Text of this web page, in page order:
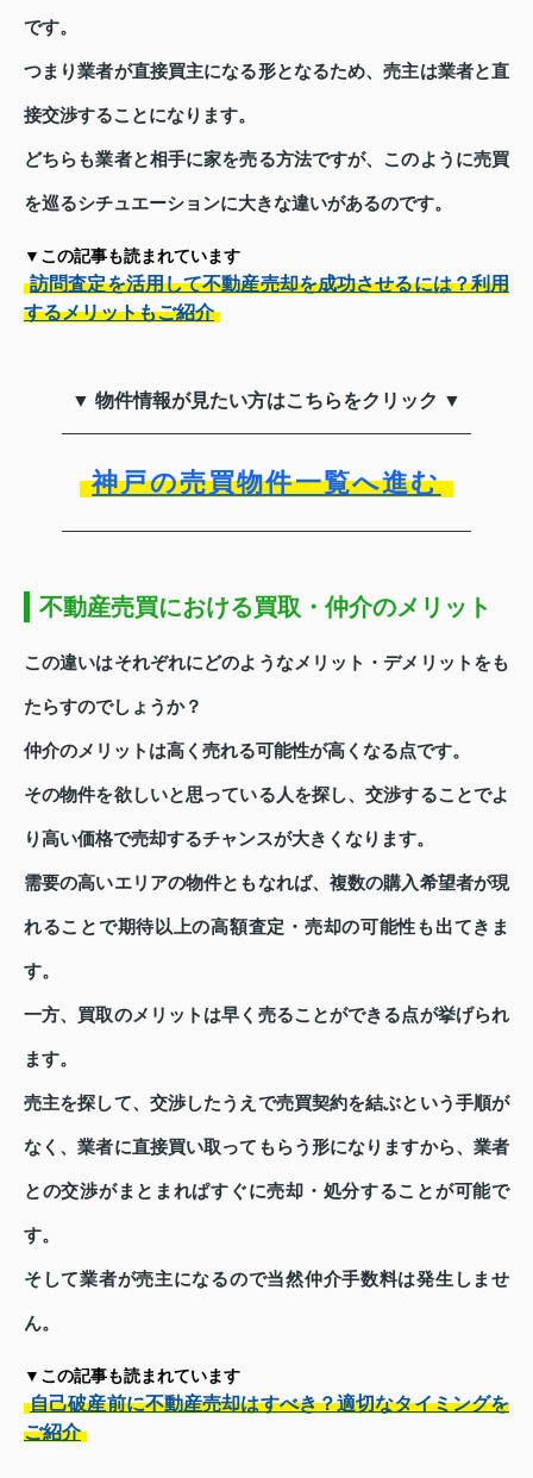
です。
つまり業者が直接買主になる形となるため、売主は業者と直
接交渉することになります。
どちらも業者と相手に家を売る方法ですが、このように売買
を巡るシチュエーションに大きな違いがあるのです。
▼この記事も読まれています
訪問査定を活用して不動産売却を成功させるには？利用
するメリットもご紹介
▼ 物件情報が見たい方はこちらをクリック ▼
神戸の売買物件一覧へ進む
不動産売買における買取・仲介のメリット
この違いはそれぞれにどのようなメリット・デメリットをも
たらすのでしょうか？
仲介のメリットは高く売れる可能性が高くなる点です。
その物件を欲しいと思っている人を探し、交渉することでよ
り高い価格で売却するチャンスが大きくなります。
需要の高いエリアの物件ともなれば、複数の購入希望者が現
れることで期待以上の高額査定・売却の可能性も出てきま
す。
一方、買取のメリットは早く売ることができる点が挙げられ
ます。
売主を探して、交渉したうえで売買契約を結ぶという手順が
なく、業者に直接買い取ってもらう形になりますから、業者
との交渉がまとまれぱすぐに売却・処分することが可能で
す。
そして業者が売主になるので当然仲介手数料は発生しませ
ん。
▼この記事も読まれています
自己破産前に不動産売却はすべき？適切なタイミングを
ご紹介